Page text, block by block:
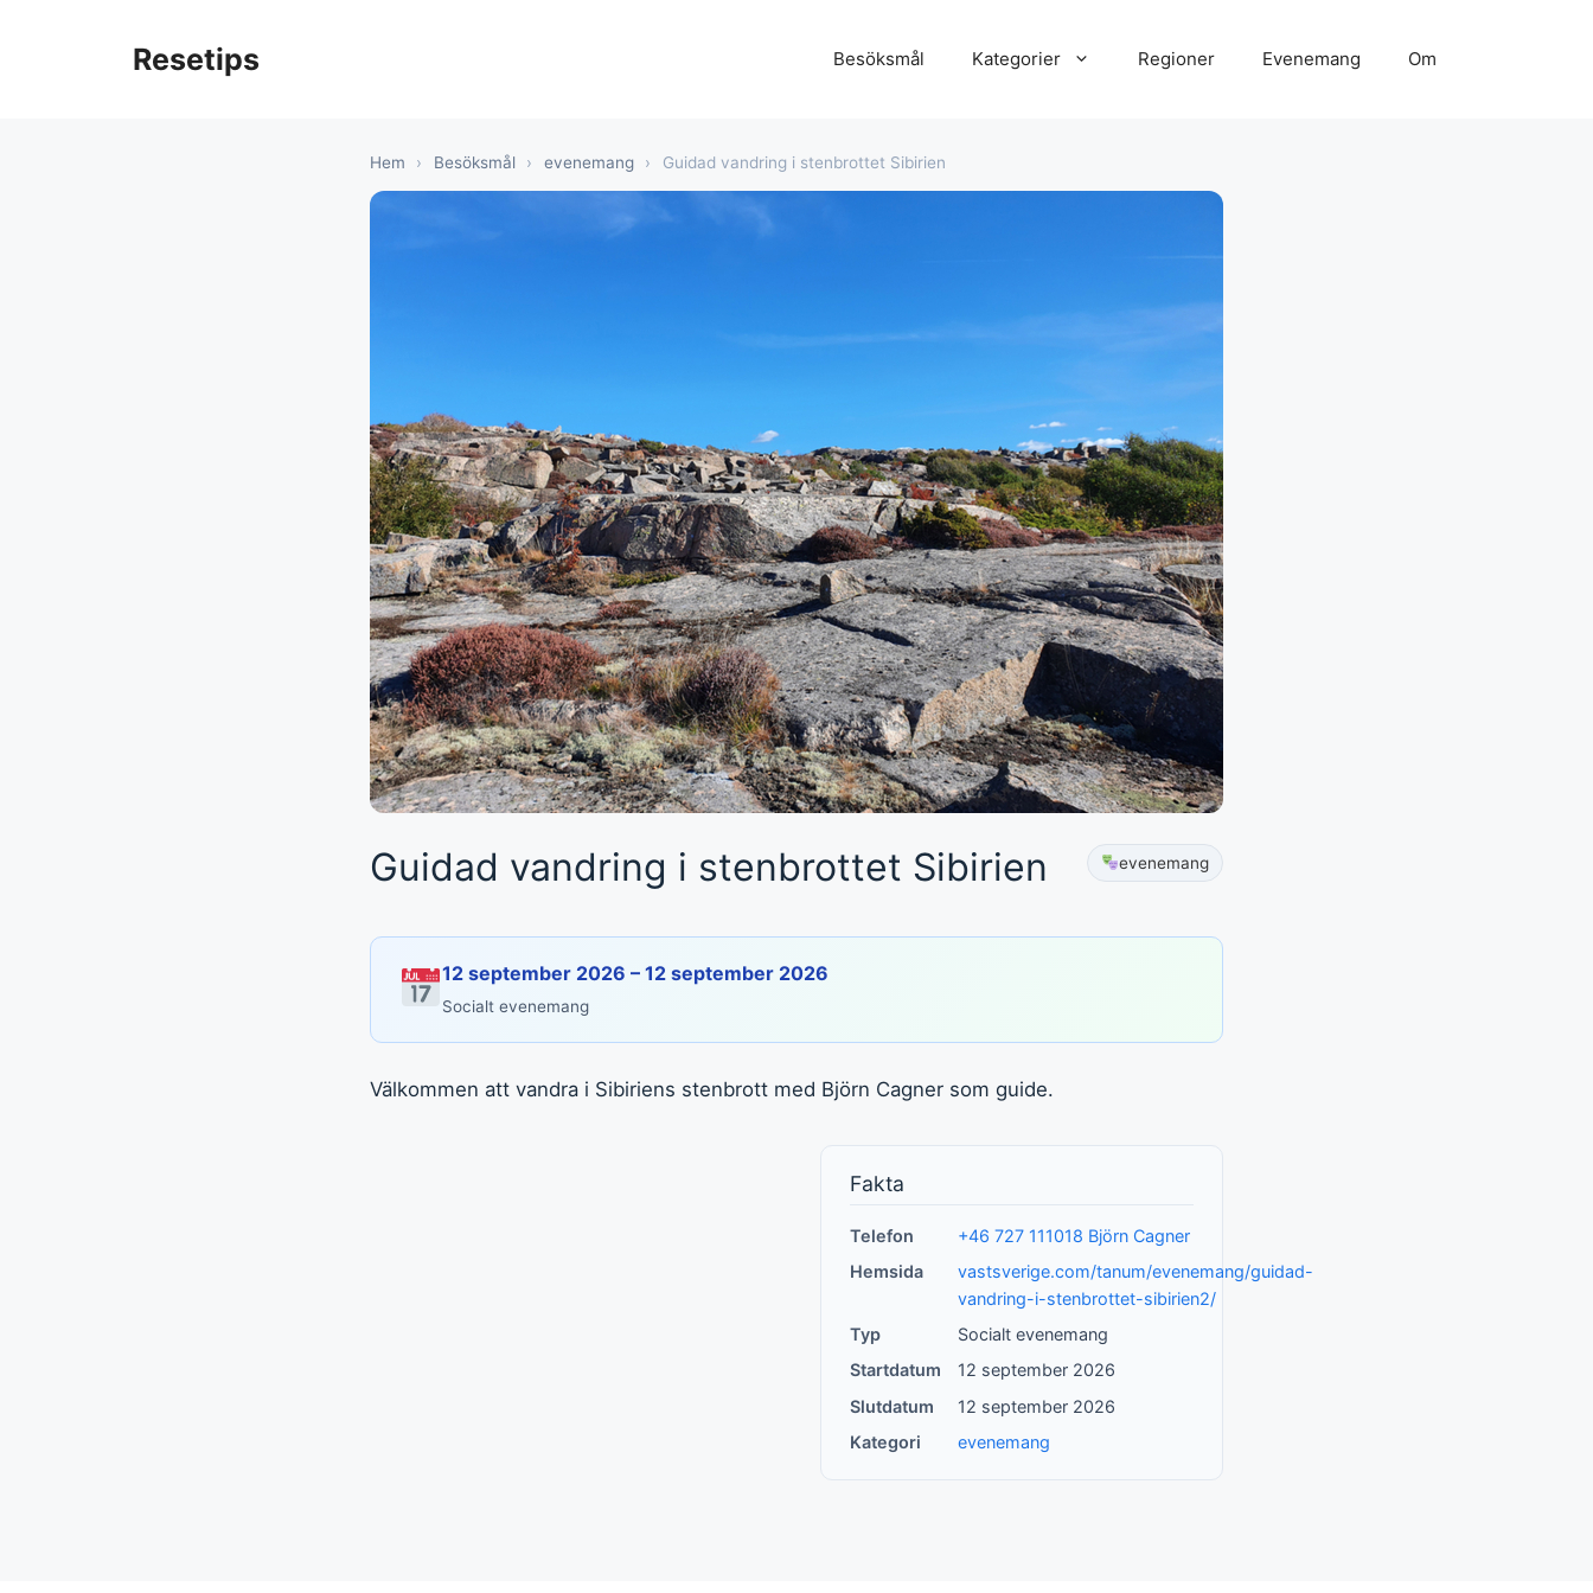
Resetips Besöksmål Kategorier Regioner Evenemang Om
Hem › Besöksmål › evenemang › Guidad vandring i stenbrottet Sibirien
Guidad vandring i stenbrottet Sibirien evenemang
12 september 2026 – 12 september 2026
Socialt evenemang
Välkommen att vandra i Sibiriens stenbrott med Björn Cagner som guide.
Fakta
Telefon
+46 727 111018 Björn Cagner
Hemsida
vastsverige.com/tanum/evenemang/guidad-
vandring-i-stenbrottet-sibirien2/
Typ
Socialt evenemang
Startdatum
12 september 2026
Slutdatum
12 september 2026
Kategori
evenemang